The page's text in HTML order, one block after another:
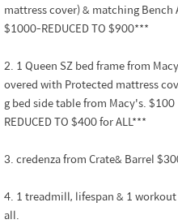
mattress cover) & matching Bench
$1000-REDUCED TO $900***
2. 1 Queen SZ bed frame from
overed with Protected mattress
g bed side table from Macy's. $100
REDUCED TO $400 for ALL***
3. credenza from Crate& Barrel
4. 1 treadmill, lifespan & 1
all.